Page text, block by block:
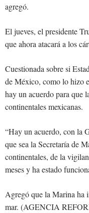
agregó.
El jueves, el presidente
que ahora atacará a los
Cuestionada sobre si
de México, como lo hizo
hay un acuerdo para que
continentales mexicanas.
“Hay un acuerdo, con la
que sea la Secretaría de
continentales, de la
meses y ha estado
Agregó que la Marina ha
mar. (AGENCIA